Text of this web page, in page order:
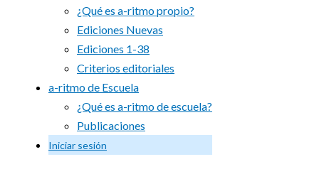
¿Qué es a-ritmo propio?
Ediciones Nuevas
Ediciones 1-38
Criterios editoriales
a-ritmo de Escuela
¿Qué es a-ritmo de escuela?
Publicaciones
Iniciar sesión